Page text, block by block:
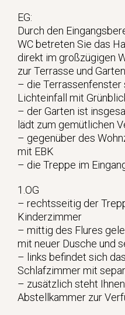
EG:
Durch den
WC betreten Sie das
direkt im großzügigen
zur Terrasse und Garten.
– die Terrassenfenster
Lichteinfall mit
– der Garten ist
lädt zum gemütlichen
– gegenüber des
mit EBK
– die Treppe im
1.OG
– rechtsseitig der
Kinderzimmer
– mittig des Flures
mit neuer Dusche und
– links befindet sich
Schlafzimmer mit
– zusätzlich steht
Abstellkammer zur